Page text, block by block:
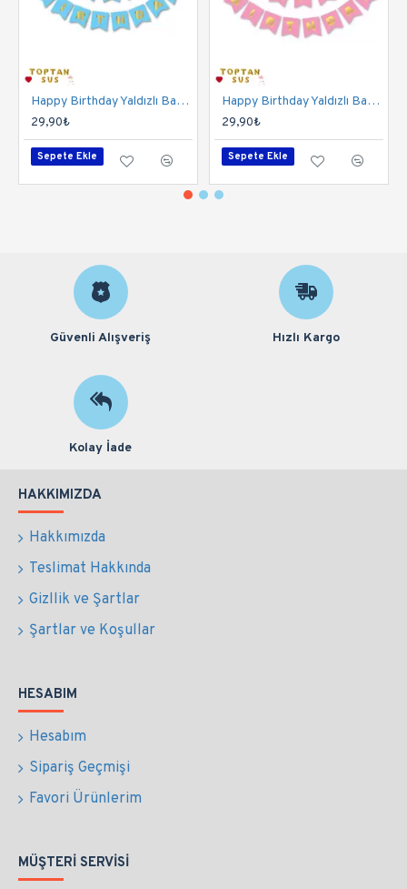
Happy Birthday Yaldızlı Banner Mavi Gold
29,90₺
Sepete Ekle
Happy Birthday Yaldızlı Banner Pembe Gold
29,90₺
Sepete Ekle
Güvenli Alışveriş Hızlı Kargo
Kolay İade
HAKKIMIZDA
Hakkımızda
Teslimat Hakkında
Gizllik ve Şartlar
Şartlar ve Koşullar
HESABIM
Hesabım
Sipariş Geçmişi
Favori Ürünlerim
MÜŞTERI SERVISI